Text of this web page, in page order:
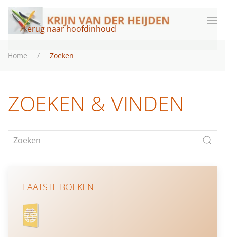
Terug naar hoofdinhoud
Home Zoeken
ZOEKEN & VINDEN
LAATSTE BOEKEN